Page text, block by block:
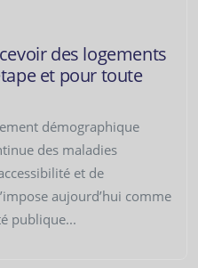
des logements
et pour toute
démographique
des maladies
et de
aujourd’hui comme
publique...